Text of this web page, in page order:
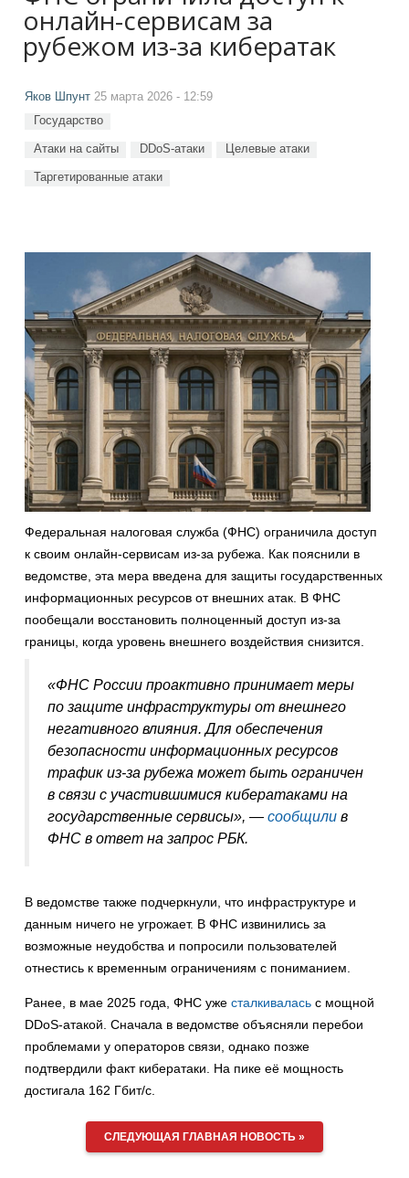
онлайн-сервисам за
рубежом из-за кибератак
Яков Шпунт 25 марта 2026 - 12:59
Государство
Атаки на сайты DDoS-атаки Целевые атаки
Таргетированные атаки
Федеральная налоговая служба (ФНС) ограничила доступ
к своим онлайн-сервисам из-за рубежа. Как пояснили в
ведомстве, эта мера введена для защиты государственных
информационных ресурсов от внешних атак. В ФНС
пообещали восстановить полноценный доступ из-за
границы, когда уровень внешнего воздействия снизится.
«ФНС России проактивно принимает меры
по защите инфраструктуры от внешнего
негативного влияния. Для обеспечения
безопасности информационных ресурсов
трафик из-за рубежа может быть ограничен
в связи с участившимися кибератаками на
государственные сервисы», — сообщили в
ФНС в ответ на запрос РБК.
В ведомстве также подчеркнули, что инфраструктуре и
данным ничего не угрожает. В ФНС извинились за
возможные неудобства и попросили пользователей
отнестись к временным ограничениям с пониманием.
Ранее, в мае 2025 года, ФНС уже сталкивалась с мощной
DDoS-атакой. Сначала в ведомстве объясняли перебои
проблемами у операторов связи, однако позже
подтвердили факт кибератаки. На пике её мощность
достигала 162 Гбит/с.
СЛЕДУЮЩАЯ ГЛАВНАЯ НОВОСТЬ »